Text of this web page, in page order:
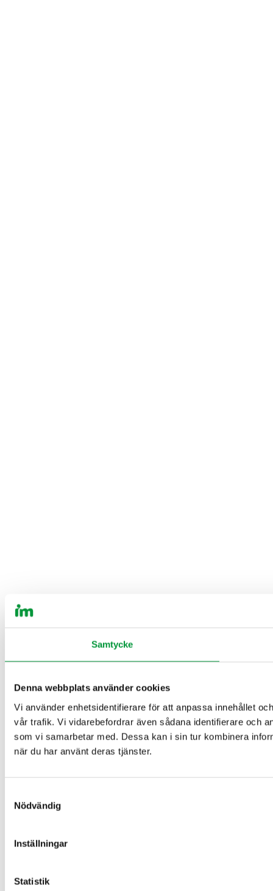
Samtycke
Denna webbplats använder cookies
Vi använder enhetsidentifierare för att anpassa innehållet
vår trafik. Vi vidarebefordrar även sådana identifierare och
som vi samarbetar med. Dessa kan i sin tur kombinera
när du har använt deras tjänster.
Nödvändig
Inställningar
Statistik